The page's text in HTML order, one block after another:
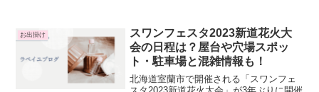
お出掛け
スワンフェスタ2023新道花火大
会の日程は？屋台や穴場スポッ
ト・駐車場と混雑情報も！
北海道室蘭市で開催される「スワンフェ